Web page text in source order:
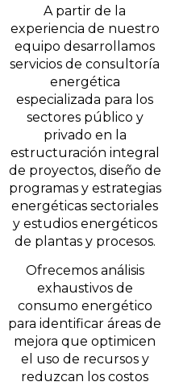
A partir de la
experiencia de nuestro
equipo desarrollamos
servicios de consultoría
energética
especializada para los
sectores público y
privado en la
estructuración integral
de proyectos, diseño de
programas y estrategias
energéticas sectoriales
y estudios energéticos
de plantas y procesos.
Ofrecemos análisis
exhaustivos de
consumo energético
para identificar áreas de
mejora que optimicen
el uso de recursos y
reduzcan los costos